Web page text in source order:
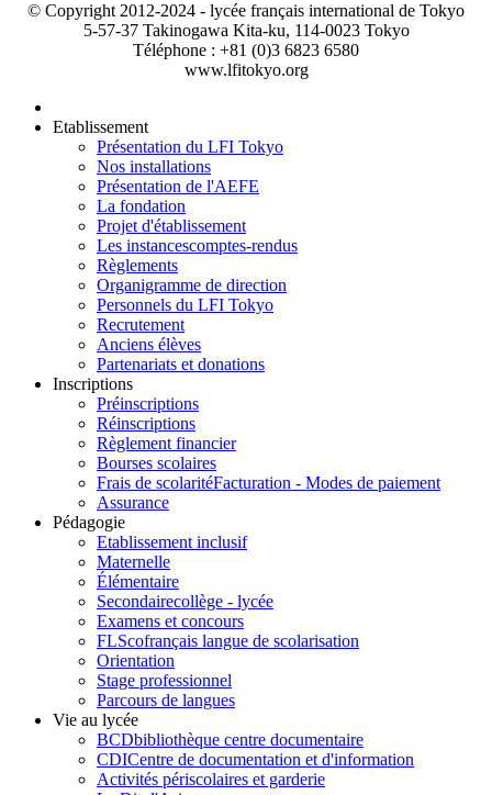
© Copyright 2012-2024 - lycée français international de Tokyo
5-57-37 Takinogawa Kita-ku, 114-0023 Tokyo
Téléphone : +81 (0)3 6823 6580
www.lfitokyo.org
Etablissement
Présentation du LFI Tokyo
Nos installations
Présentation de l'AEFE
La fondation
Projet d'établissement
Les instancescomptes-rendus
Règlements
Organigramme de direction
Personnels du LFI Tokyo
Recrutement
Anciens élèves
Partenariats et donations
Inscriptions
Préinscriptions
Réinscriptions
Règlement financier
Bourses scolaires
Frais de scolaritéFacturation - Modes de paiement
Assurance
Pédagogie
Etablissement inclusif
Maternelle
Élémentaire
Secondairecollège - lycée
Examens et concours
FLScofrançais langue de scolarisation
Orientation
Stage professionnel
Parcours de langues
Vie au lycée
BCDbibliothèque centre documentaire
CDICentre de documentation et d'information
Activités périscolaires et garderie